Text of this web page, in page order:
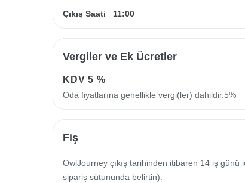
Çıkış Saati
11:00
Vergiler ve Ek Ücretler
KDV5 %
Oda fiyatlarına genellikle vergi(ler) dahildir.5%
Fiş
OwlJourney çıkış tarihinden itibaren 14 iş
sipariş sütununda belirtin).